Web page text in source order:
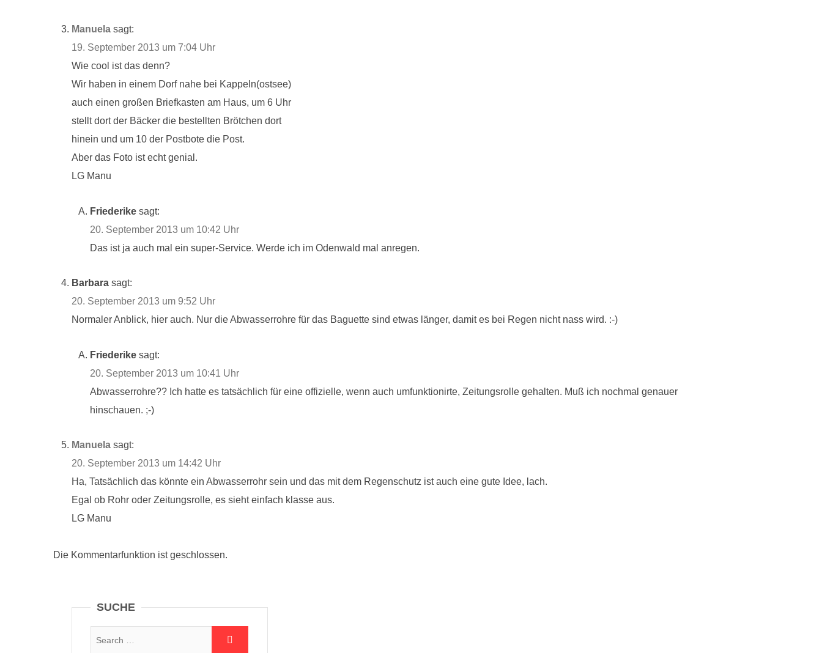
Manuela sagt:
19. September 2013 um 7:04 Uhr
Wie cool ist das denn?
Wir haben in einem Dorf nahe bei Kappeln(ostsee)
auch einen großen Briefkasten am Haus, um 6 Uhr
stellt dort der Bäcker die bestellten Brötchen dort
hinein und um 10 der Postbote die Post.
Aber das Foto ist echt genial.
LG Manu
Friederike sagt:
20. September 2013 um 10:42 Uhr
Das ist ja auch mal ein super-Service. Werde ich im Odenwald mal anregen.
Barbara sagt:
20. September 2013 um 9:52 Uhr
Normaler Anblick, hier auch. Nur die Abwasserrohre für das Baguette sind etwas länger, damit es bei Regen nicht nass wird. :-)
Friederike sagt:
20. September 2013 um 10:41 Uhr
Abwasserrohre?? Ich hatte es tatsächlich für eine offizielle, wenn auch umfunktionirte, Zeitungsrolle gehalten. Muß ich nochmal genauer
hinschauen. ;-)
Manuela sagt:
20. September 2013 um 14:42 Uhr
Ha, Tatsächlich das könnte ein Abwasserrohr sein und das mit dem Regenschutz ist auch eine gute Idee, lach.
Egal ob Rohr oder Zeitungsrolle, es sieht einfach klasse aus.
LG Manu
Die Kommentarfunktion ist geschlossen.
SUCHE